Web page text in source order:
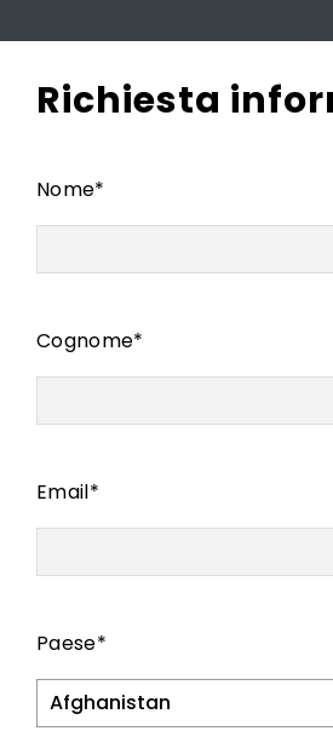
Richiesta
Nome*
Cognome*
Email*
Paese*